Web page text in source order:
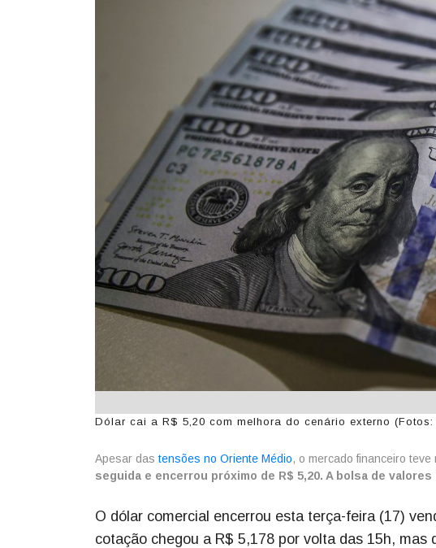
Dólar cai a R$ 5,20 com melhora do cenário externo
Apesar das tensões no Oriente Médio, o mercado financeiro
seguida e encerrou próximo de R$ 5,20. A bolsa de
O dólar comercial encerrou esta terça-feira (17)
cotação chegou a R$ 5,178 por volta das 15h,